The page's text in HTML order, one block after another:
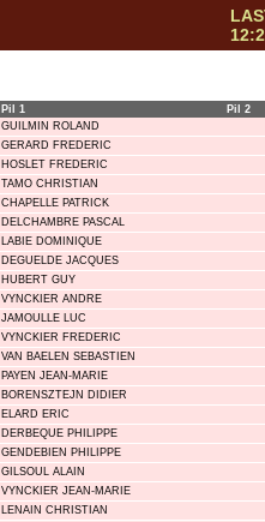
Pil 1 Pil 2
GUILMIN ROLAND
GERARD FREDERIC
HOSLET FREDERIC
TAMO CHRISTIAN
CHAPELLE PATRICK
DELCHAMBRE PASCAL
LABIE DOMINIQUE
DEGUELDE JACQUES
HUBERT GUY
VYNCKIER ANDRE
JAMOULLE LUC
VYNCKIER FREDERIC
VAN BAELEN SEBASTIEN
PAYEN JEAN-MARIE
BORENSZTEJN DIDIER
ELARD ERIC
DERBEQUE PHILIPPE
GENDEBIEN PHILIPPE
GILSOUL ALAIN
VYNCKIER JEAN-MARIE
LENAIN CHRISTIAN